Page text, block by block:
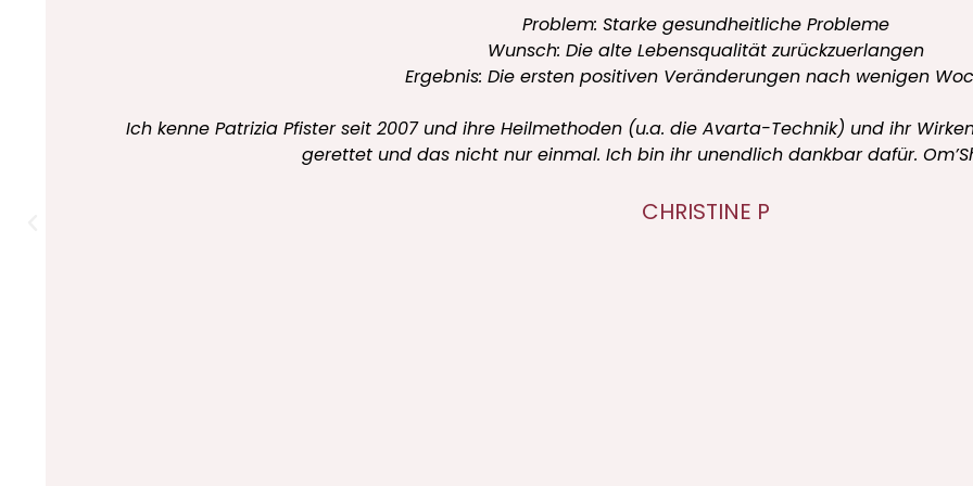
Problem: Trauma aus der Vergangenheit
Wunsch: Bessere Lebensqualität
Ergebnis: Wünsche und Träume gehen in Erfüllung, plus der Traumpartner an der Seite. Martha
2012 reiste ich das erste Mal mit Patrizia nach Mexiko und erlöste jeden Tag ein Trauma. Das war
einem schönen Haus mit Garten und im Tennissport werde ich immer noch erfolgreicher.